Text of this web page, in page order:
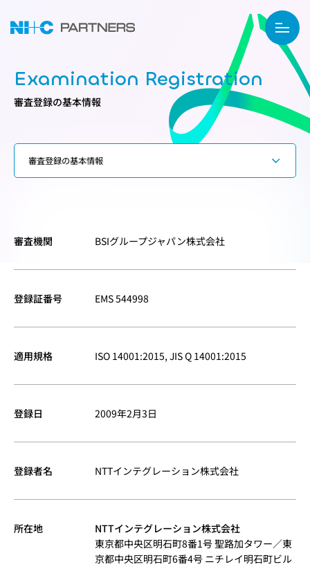
Examination Registration
審査登録の基本情報
審査機関 BSIグループジャパン株式会社
登録証番号 EMS 544998
適用規格 ISO 14001:2015, JIS Q 14001:2015
登録日 2009年2月3日
登録者名 NTTインテグレーション株式会社
所在地
NTTインテグレーション株式会社
東京都中央区明石町8番1号 聖路加タワー／東
京都中央区明石町6番4号 ニチレイ明石町ビル